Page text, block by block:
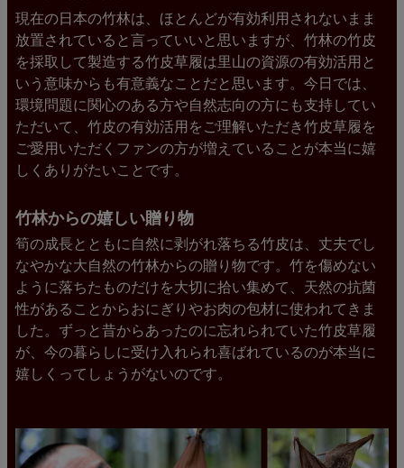
現在の日本の竹林は、ほとんどが有効利用されないまま
放置されていると言っていいと思いますが、竹林の竹皮
を採取して製造する竹皮草履は里山の資源の有効活用と
いう意味からも有意義なことだと思います。今日では、
環境問題に関心のある方や自然志向の方にも支持してい
ただいて、竹皮の有効活用をご理解いただき竹皮草履を
ご愛用いただくファンの方が増えていることが本当に嬉
しくありがたいことです。
竹林からの嬉しい贈り物
筍の成長とともに自然に剥がれ落ちる竹皮は、丈夫でし
なやかな大自然の竹林からの贈り物です。竹を傷めない
ように落ちたものだけを大切に拾い集めて、天然の抗菌
性があることからおにぎりやお肉の包材に使われてきま
した。ずっと昔からあったのに忘れられていた竹皮草履
が、今の暮らしに受け入れられ喜ばれているのが本当に
嬉しくってしょうがないのです。